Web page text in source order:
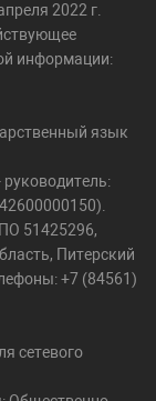
2022 г.
информации:
язык
51425296,
Питерский
+7 (84561)
сетевого